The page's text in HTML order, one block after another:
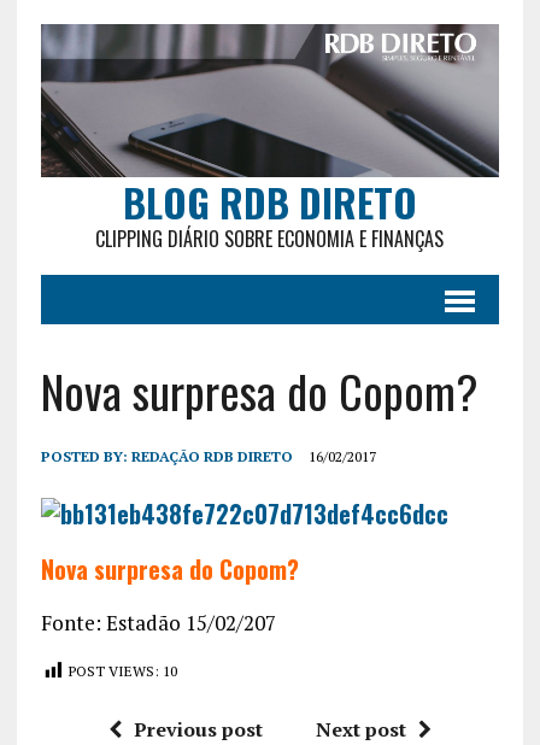
BLOG RDB DIRETO
CLIPPING DIÁRIO SOBRE ECONOMIA E FINANÇAS
Nova surpresa do Copom?
POSTED BY: REDAÇÃO RDB DIRETO 16/02/2017
Nova surpresa do Copom?
Fonte: Estadão 15/02/207
POST VIEWS: 10
Previous post Next post